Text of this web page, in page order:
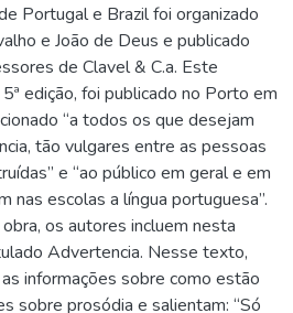
Portugal e Brazil foi organizado
e João de Deus e publicado
de Clavel & C.a. Este
edição, foi publicado no Porto em
“a todos os que desejam
tão vulgares entre as pessoas
e “ao público em geral e em
nas escolas a língua portuguesa”.
os autores incluem nesta
Advertencia. Nesse texto,
informações sobre como estão
sobre prosódia e salientam: “Só